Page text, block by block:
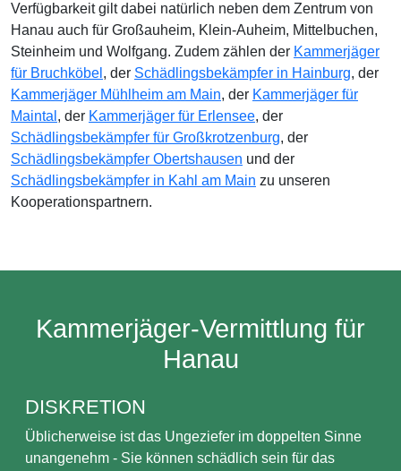
Verfügbarkeit gilt dabei natürlich neben dem Zentrum von
Hanau auch für Großauheim, Klein-Auheim, Mittelbuchen,
Steinheim und Wolfgang. Zudem zählen der Kammerjäger
für Bruchköbel , der Schädlingsbekämpfer in Hainburg, der
Kammerjäger Mühlheim am Main, der Kammerjäger für
Maintal , der Kammerjäger für Erlensee, der
Schädlingsbekämpfer für Großkrotzenburg, der
Schädlingsbekämpfer Obertshausen und der
Schädlingsbekämpfer in Kahl am Main zu unseren
Kooperationspartnern.
Kammerjäger-Vermittlung für
Hanau
DISKRETION
Üblicherweise ist das Ungeziefer im doppelten Sinne
unangenehm - Sie können schädlich sein für das